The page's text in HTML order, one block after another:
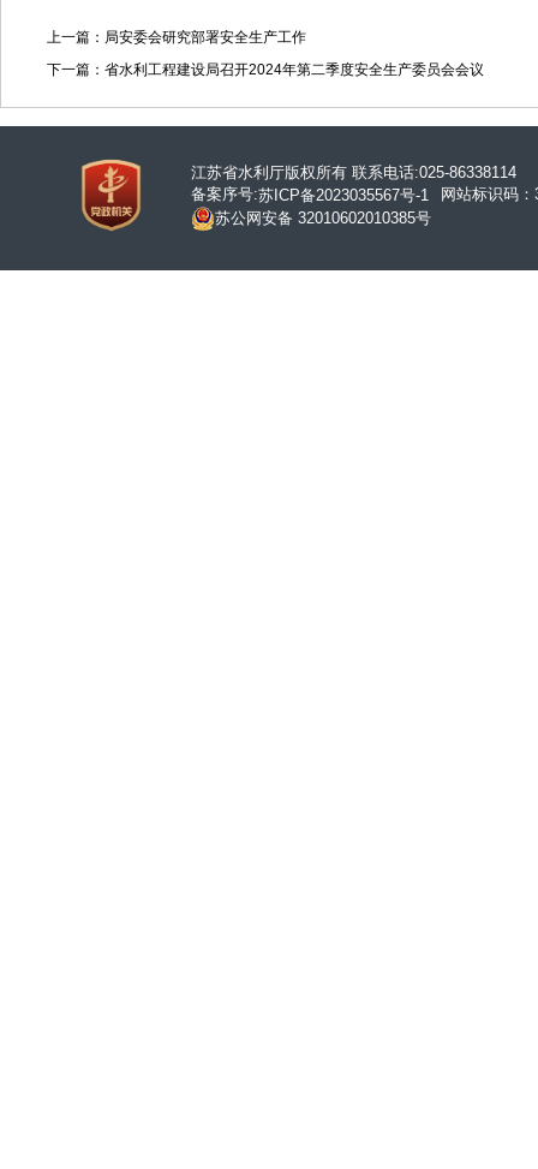
上一篇：局安委会研究部署安全生产工作
下一篇：省水利工程建设局召开2024年第二季度安全生产委员会会议
江苏省水利厅版权所有 联系电话:025-86338114
备案序号:苏ICP备2023035567号-1
网站标识码
苏公网安备 32010602010385号